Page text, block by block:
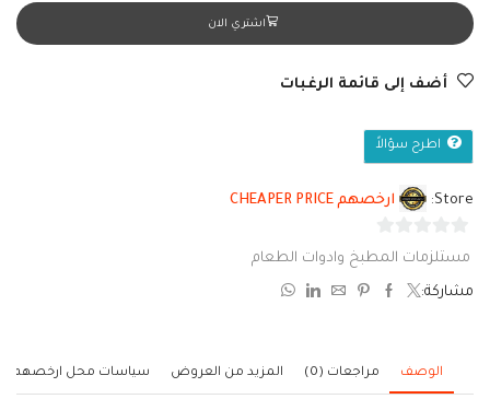
اشتري الان
أضف إلى قائمة الرغبات
اطرح سؤالاً
Store: ارخصهم CHEAPER PRICE
0
مستلزمات المطبخ وادوات الطعام
مشاركة:
الوصف مراجعات (0) المزيد من العروض سياسات محل ارخصهم